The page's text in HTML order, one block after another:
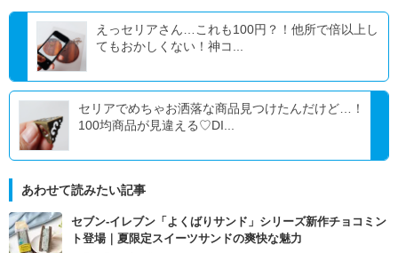
えっセリアさん…これも100円？！他所で倍以上し
てもおかしくない！神コ...
セリアでめちゃお洒落な商品見つけたんだけど…！
100均商品が見違える♡DI...
あわせて読みたい記事
セブン‐イレブン「よくばりサンド」シリーズ新作チョコミン
ト登場｜夏限定スイーツサンドの爽快な魅力